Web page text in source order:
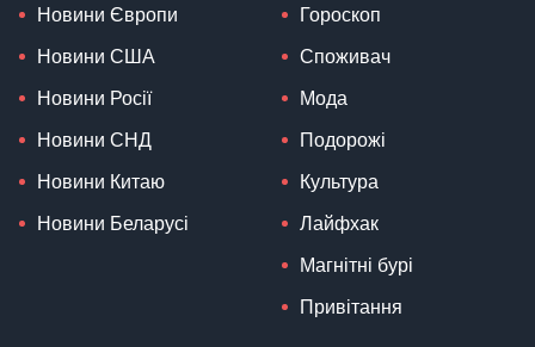
Новини Європи
Новини США
Новини Росії
Новини СНД
Новини Китаю
Новини Беларусі
Гороскоп
Споживач
Мода
Подорожі
Культура
Лайфхак
Магнітні бурі
Привітання